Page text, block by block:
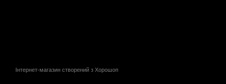
Інтернет-магазин створений з Хорошоп